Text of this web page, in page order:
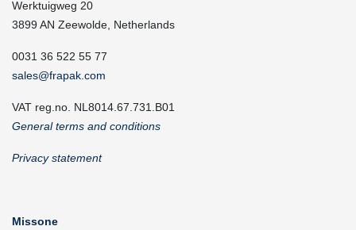
Werktuigweg 20
3899 AN Zeewolde, Netherlands
0031 36 522 55 77
sales@frapak.com
VAT reg.no. NL8014.67.731.B01
General terms and conditions
Privacy statement
Missone